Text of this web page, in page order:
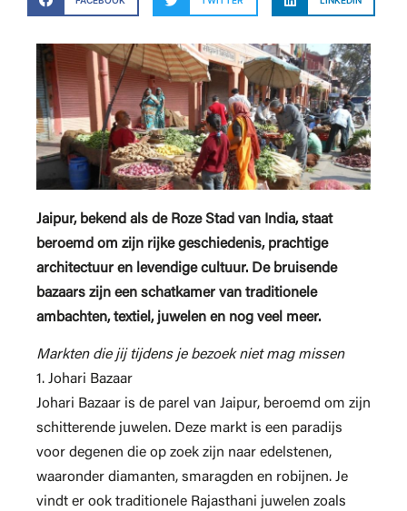
Jaipur, bekend als de Roze Stad van India, staat
beroemd om zijn rijke geschiedenis, prachtige
architectuur en levendige cultuur. De bruisende
bazaars zijn een schatkamer van traditionele
ambachten, textiel, juwelen en nog veel meer.
Markten die jij tijdens je bezoek niet mag missen
1. Johari Bazaar
Johari Bazaar is de parel van Jaipur, beroemd om zijn
schitterende juwelen. Deze markt is een paradijs
voor degenen die op zoek zijn naar edelstenen,
waaronder diamanten, smaragden en robijnen. Je
vindt er ook traditionele Rajasthani juwelen zoals